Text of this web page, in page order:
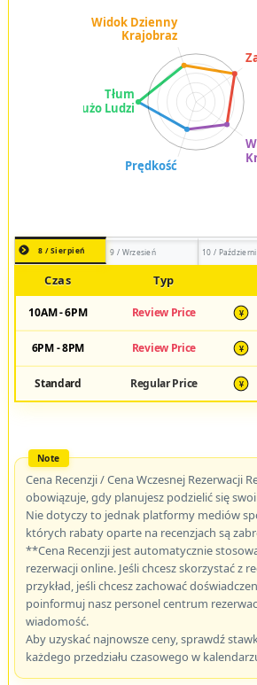
8 / Sierpień 9 / Wrzesień 10 /
Czas Typ
10AM - 6PM Review Price ¥
6PM - 8PM Review Price ¥
Standard Regular Price ¥
Cena Recenzji / Cena Wczesnej Rezerwacji
obowiązuje, gdy planujesz podzielić się
Nie dotyczy to jednak platformy mediów
których rabaty oparte na recenzjach są
**Cena Recenzji jest automatycznie
rezerwacji online. Jeśli chcesz skorzystać z
przykład, jeśli chcesz zachować
poinformuj nasz personel centrum
wiadomość.
Aby uzyskać najnowsze ceny, sprawdź
każdego przedziału czasowego w